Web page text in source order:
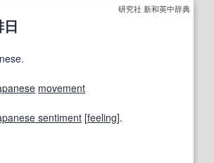
研究社 新和英中辞典
movement
sentiment [feeling].